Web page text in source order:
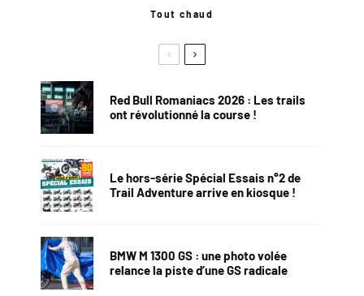
Tout chaud
Red Bull Romaniacs 2026 : Les trails
ont révolutionné la course !
Le hors-série Spécial Essais n°2 de
Trail Adventure arrive en kiosque !
BMW M 1300 GS : une photo volée
relance la piste d’une GS radicale